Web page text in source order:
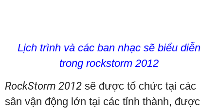
Lịch trình và các ban nhạc sẽ biểu diễn
trong rockstorm 2012
RockStorm 2012 sẽ được tổ chức tại các
sân vận động lớn tại các tỉnh thành, được